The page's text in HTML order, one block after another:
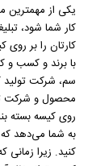
یکی از
کار شما شود،
کارتان را بر روی
با برند و کسب و
سم، شرکت تولید
محصول و شرکت
روی کیسه بسته
به شما می‌دهد
کنید. زیرا